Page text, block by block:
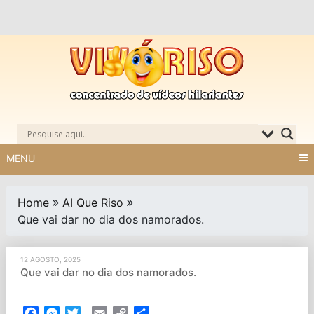
MENU
Home
AI Que Riso
Que vai dar no dia dos namorados.
12 AGOSTO, 2025
Que vai dar no dia dos namorados.